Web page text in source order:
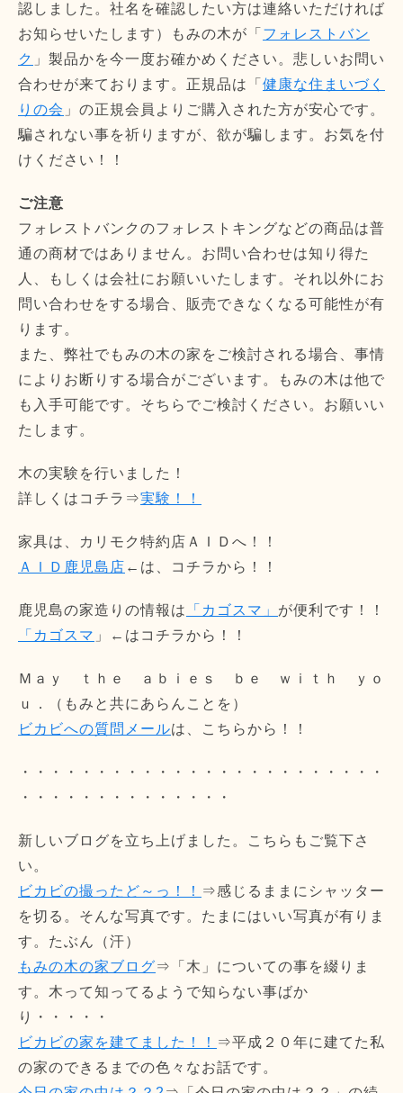
認しました。社名を確認したい方は連絡いただければ
お知らせいたします）もみの木が「 フォレストバン
ク 」製品かを今一度お確かめください。悲しいお問い
合わせが来ております。正規品は「 健康な住まいづく
りの会 」の正規会員よりご購入された方が安心です。
騙されない事を祈りますが、欲が騙します。お気を付
けください！！
ご注意
フォレストバンクのフォレストキングなどの商品は普
通の商材ではありません。お問い合わせは知り得た
人、もしくは会社にお願いいたします。それ以外にお
問い合わせをする場合、販売できなくなる可能性が有
ります。
また、弊社でもみの木の家をご検討される場合、事情
によりお断りする場合がございます。もみの木は他で
も入手可能です。そちらでご検討ください。お願いい
たします。
木の実験を行いました！
詳しくはコチラ⇒実験！！
家具は、カリモク特約店ＡＩＤへ！！
ＡＩＤ鹿児島店 ←は、コチラから！！
鹿児島の家造りの情報は 「カゴスマ」 が便利です！！
「カゴスマ 」←はコチラから！！
Ｍａｙ ｔｈｅ ａｂｉｅｓ ｂｅ ｗｉｔｈ ｙｏ
ｕ．（もみと共にあらんことを）
ビカビへの質問メールは、こちらから！！
・・・・・・・・・・・・・・・・・・・・・・・・
・・・・・・・・・・・・・・
新しいブログを立ち上げました。こちらもご覧下さ
い。
ビカビの撮ったど～っ！！ ⇒感じるままにシャッター
を切る。そんな写真です。たまにはいい写真が有りま
す。たぶん（汗）
もみの木の家ブログ⇒「木」についての事を綴りま
す。木って知ってるようで知らない事ばか
り・・・・・
ビカビの家を建てました！！ ⇒平成２０年に建てた私
の家のできるまでの色々なお話です。